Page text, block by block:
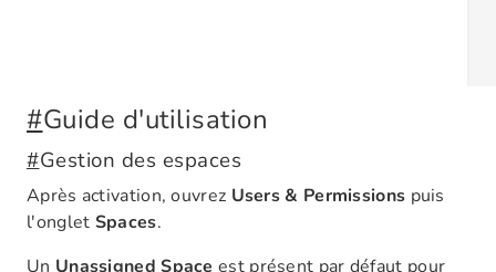
#Guide d'utilisation
#Gestion des espaces
Après activation, ouvrez Users & Permissions puis
l'onglet Spaces.
Un Unassigned Space est présent par défaut pour